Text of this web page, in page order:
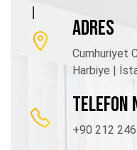
ADRES
Cumhuriyet
Harbiye |
TELEFON
+90 212